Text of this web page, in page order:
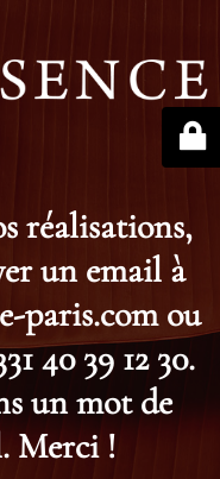
réalisations,
un email à
paris.com ou
40 39 12 30.
un mot de
Merci !